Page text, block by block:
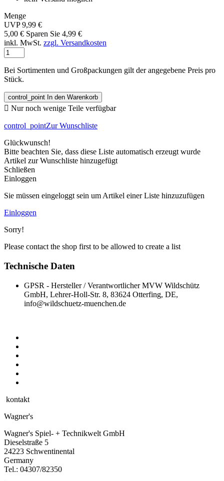
Menge
UVP 9,99 €
5,00 € Sparen Sie 4,99 €
inkl. MwSt. zzgl. Versandkosten
Bei Sortimenten und Großpackungen gilt der angegebene Preis pro
Stück.
control_point In den Warenkorb
 Nur noch wenige Teile verfügbar
control_pointZur Wunschliste
Glückwunsch!
Bitte beachten Sie, dass diese Liste automatisch erzeugt wurde
Artikel zur Wunschliste hinzugefügt
Schließen
Einloggen
Sie müssen eingeloggt sein um Artikel einer Liste hinzuzufügen
Einloggen
Sorry!
Please contact the shop first to be allowed to create a list
Technische Daten
GPSR - Hersteller / Verantwortlicher MVW Wildschütz
GmbH, Lehrer-Holl-Str. 8, 83624 Otterfing, DE,
info@wildschuetz-muenchen.de
kontakt
Wagner's
Wagner's Spiel- + Technikwelt GmbH
Dieselstraße 5
24223 Schwentinental
Germany
Tel.: 04307/82350